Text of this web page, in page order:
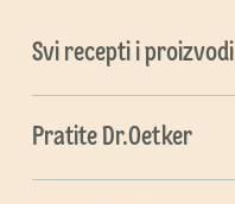
Svi recepti i proizvodi
Pratite Dr.Oetker